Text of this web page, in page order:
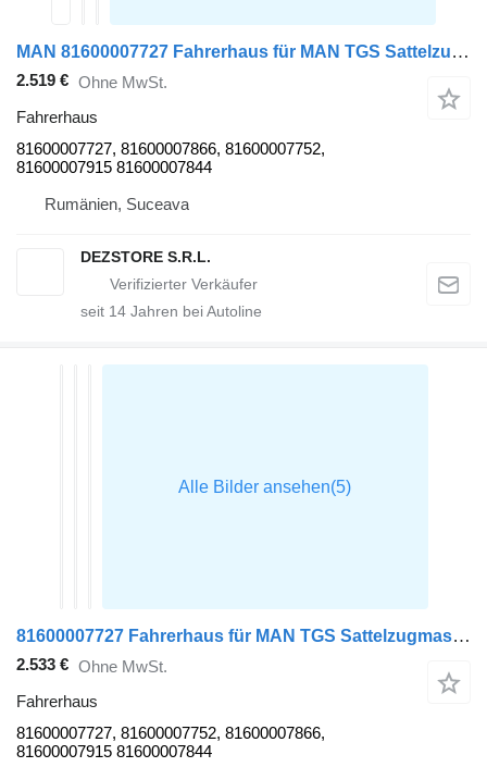
MAN 81600007727 Fahrerhaus für MAN TGS Sattelzugmaschine
2.519 € Ohne MwSt.
Fahrerhaus
81600007727, 81600007866, 81600007752,
81600007915 81600007844
Rumänien, Suceava
DEZSTORE S.R.L.
seit 14 Jahren bei Autoline
81600007727 Fahrerhaus für MAN TGS Sattelzugmaschine
2.533 € Ohne MwSt.
Fahrerhaus
81600007727, 81600007752, 81600007866,
81600007915 81600007844